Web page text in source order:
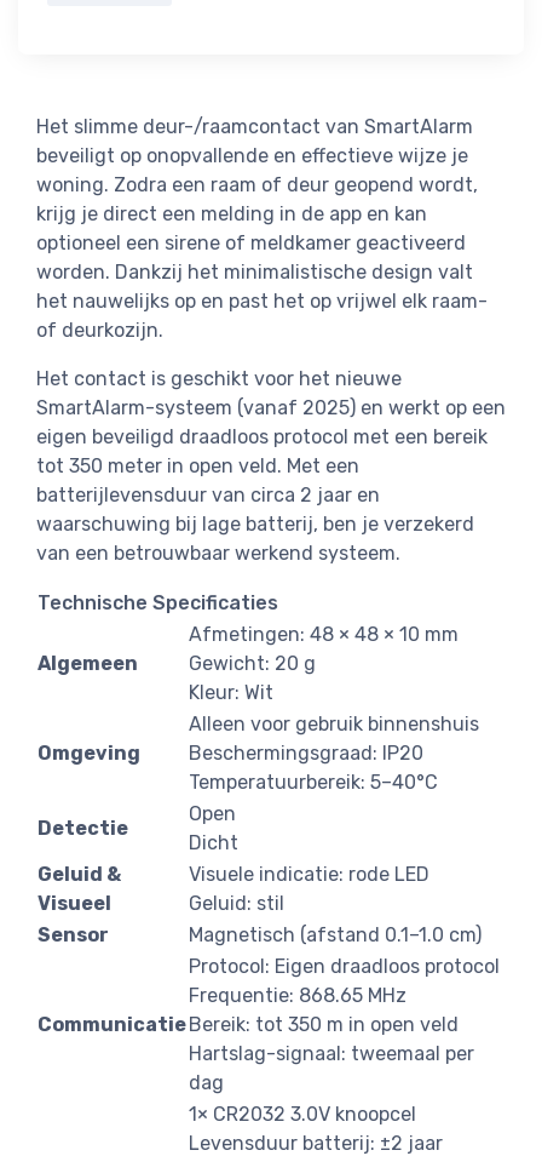
Het slimme deur-/raamcontact van SmartAlarm
beveiligt op onopvallende en effectieve wijze je
woning. Zodra een raam of deur geopend wordt,
krijg je direct een melding in de app en kan
optioneel een sirene of meldkamer geactiveerd
worden. Dankzij het minimalistische design valt
het nauwelijks op en past het op vrijwel elk raam-
of deurkozijn.
Het contact is geschikt voor het nieuwe
SmartAlarm-systeem (vanaf 2025) en werkt op een
eigen beveiligd draadloos protocol met een bereik
tot 350 meter in open veld. Met een
batterijlevensduur van circa 2 jaar en
waarschuwing bij lage batterij, ben je verzekerd
van een betrouwbaar werkend systeem.
Technische Specificaties
Algemeen
Afmetingen: 48 × 48 × 10 mm
Gewicht: 20 g
Kleur: Wit
Omgeving
Alleen voor gebruik binnenshuis
Beschermingsgraad: IP20
Temperatuurbereik: 5–40°C
Detectie
Open
Dicht
Geluid &
Visueel
Visuele indicatie: rode LED
Geluid: stil
Sensor
Magnetisch (afstand 0.1–1.0 cm)
Communicatie
Protocol: Eigen draadloos protocol
Frequentie: 868.65 MHz
Bereik: tot 350 m in open veld
Hartslag-signaal: tweemaal per
dag
1× CR2032 3.0V knoopcel
Levensduur batterij: ±2 jaar